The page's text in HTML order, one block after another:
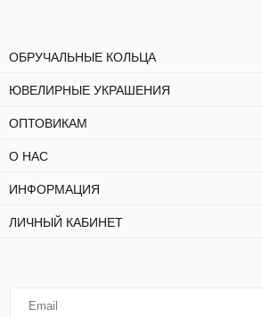
ОБРУЧАЛЬНЫЕ КОЛЬЦА
ЮВЕЛИРНЫЕ УКРАШЕНИЯ
ОПТОВИКАМ
О НАС
ИНФОРМАЦИЯ
ЛИЧНЫЙ КАБИНЕТ